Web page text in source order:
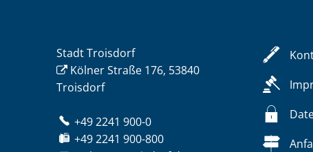
Stadt Troisdorf
Kölner Straße 176, 53840
Troisdorf
+49 2241 900-0
+49 2241 900-800